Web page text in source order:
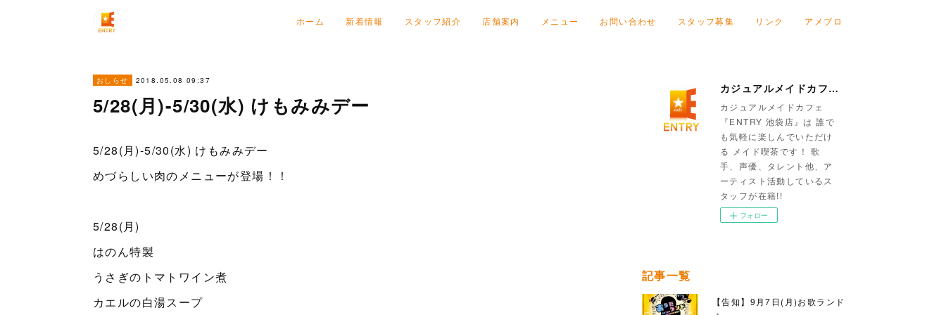
ホーム 新着情報 スタッフ紹介 店舗案内 メニュー お問い合わせ スタッフ募集 リンク アメブロ
おしらせ 2018.05.08 09:37
5/28(月)-5/30(水) けもみみデー
5/28(月)-5/30(水) けもみみデー
めづらしい肉のメニューが登場！！
5/28(月)
はのん特製
うさぎのトマトワイン煮
カエルの白湯スープ
カジュアルメイドカフェ『ENTRY 池袋店』
カジュアルメイドカフェ
『ENTRY 池袋店』は 誰で
も気軽に楽しんでいただけ
る メイド喫茶です！ 歌
手、声優、タレント他、ア
ーティスト活動しているス
タッフが在籍!!
フォロー
記事一覧
【告知】9月7日(月)お歌ランド